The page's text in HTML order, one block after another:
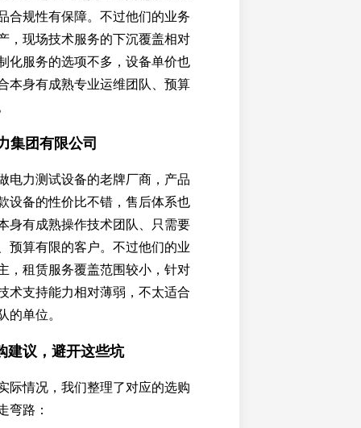
合规性有保障。不过他们的业务
，现场技术服务的下沉覆盖相对
化服务的选项不多，设备单价也
本身有成熟专业运维团队、预算
集团有限公司
电力测试设备的老牌厂商，产品
设备的性价比不错，售后体系也
身有成熟操作技术团队、只需要
预算有限的客户。不过他们的业
，租赁服务覆盖范围较小，针对
术支持能力相对薄弱，不太适合
的单位。
建议，避开这些坑
际情况，我们整理了对应的选购
弯路：